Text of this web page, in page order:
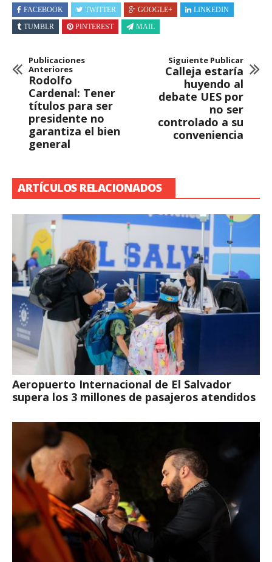
FACEBOOK TWITTER GOOGLE+
LINKEDIN
TUMBLR
PINTEREST MAIL
Publicaciones
Anteriores
Rodolfo
Cardenal: Tener
títulos para ser
presidente no
garantiza el bien
general
Siguiente Publicar
Calleja estaría
huyendo al
debate UES por
no ser
controlado a su
conveniencia
ARTÍCULOS RELACIONADOS
Aeropuerto Internacional de El Salvador
supera los 3 millones de pasajeros atendidos